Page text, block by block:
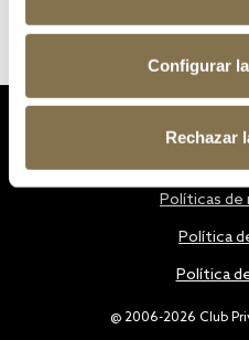
Configurar
Rechazar
@ 2006-2026 Club
Políticas de
Política
Política